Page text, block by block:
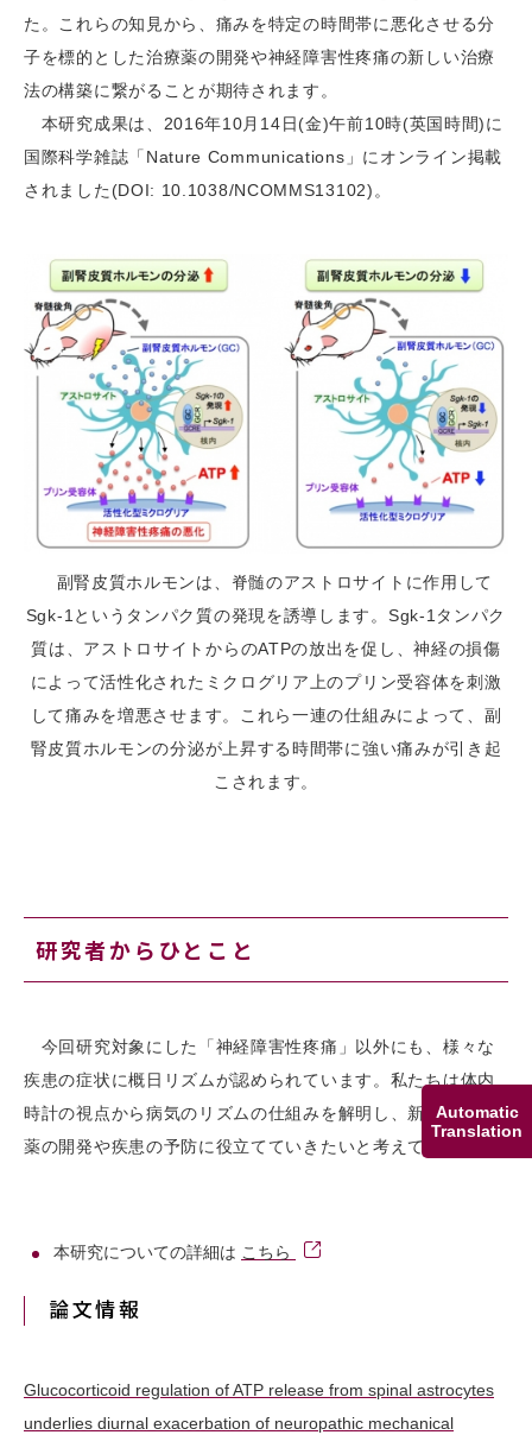
Automatic
Translation
た。これらの知見から、痛みを特定の時間帯に悪化させる分
子を標的とした治療薬の開発や神経障害性疼痛の新しい治療
法の構築に繋がることが期待されます。
本研究成果は、2016年10月14日(金)午前10時(英国時間)に
国際科学雑誌「Nature Communications」にオンライン掲載
されました(DOI: 10.1038/NCOMMS13102)。
副腎皮質ホルモンは、脊髄のアストロサイトに作用して
Sgk-1というタンパク質の発現を誘導します。Sgk-1タンパク
質は、アストロサイトからのATPの放出を促し、神経の損傷
によって活性化されたミクログリア上のプリン受容体を刺激
して痛みを増悪させます。これら一連の仕組みによって、副
腎皮質ホルモンの分泌が上昇する時間帯に強い痛みが引き起
こされます。
研究者からひとこと
今回研究対象にした「神経障害性疼痛」以外にも、様々な
疾患の症状に概日リズムが認められています。私たちは体内
時計の視点から病気のリズムの仕組みを解明し、新しい治療
薬の開発や疾患の予防に役立てていきたいと考えています。
本研究についての詳細は こちら
論文情報
Glucocorticoid regulation of ATP release from spinal astrocytes
underlies diurnal exacerbation of neuropathic mechanical